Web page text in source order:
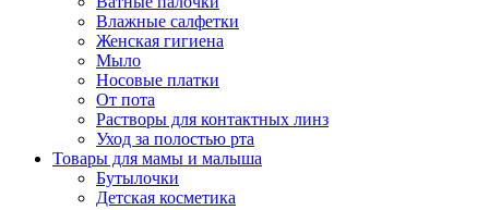
Влажные салфетки
Женская гигиена
Мыло
Носовые платки
От пота
Растворы для контактных линз
Уход за полостью рта
Товары для мамы и малыша
Бутылочки
Детская косметика